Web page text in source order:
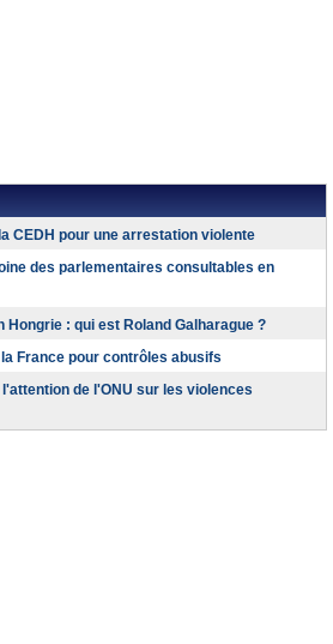
CEDH pour une arrestation violente
des parlementaires consultables en
Hongrie : qui est Roland Galharague ?
France pour contrôles abusifs
de l'ONU sur les violences